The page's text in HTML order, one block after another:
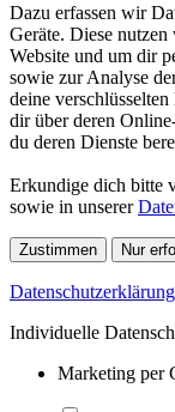
Dazu erfassen wir
Geräte. Diese
Website und um dir
sowie zur Analyse
deine
dir über deren
du deren Dienste
Erkundige dich bitte
sowie in unserer
Zustimmen Nur
Datenschutzerklärung
Individuelle
Marketing per